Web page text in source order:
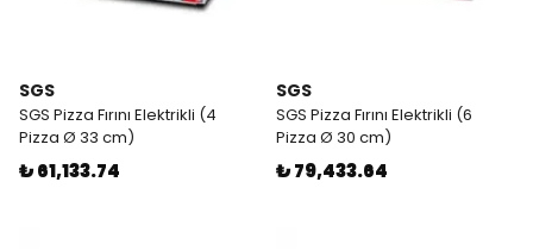
SGS
SGS Pizza Fırını Elektrikli (4
Pizza Ø 33 cm)
₺ 61,133.74
SGS
SGS Pizza Fırını Elektrikli (6
Pizza Ø 30 cm)
₺ 79,433.64